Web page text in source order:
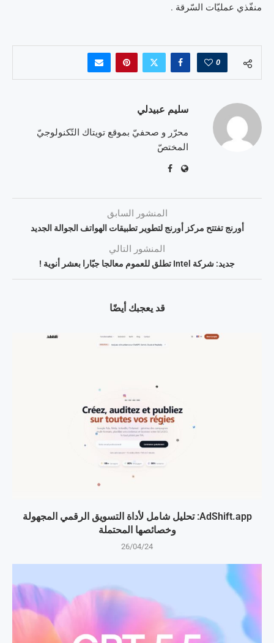
منفّذي عمليّات السّرقة .
0
سليم عبيدلي
محرّر و صحفيّ بموقع تويتاك التّكنولوجيّ
المختصّ
المنشور السابق
أورنج تفتتح مركز أورنج لتطوير تطبيقات الهواتف الجوالة الجديد
المنشور التالي
جديد: شركة Intel تطلق للعموم معالجا جبّارا بعشر أنوية !
قد يعجبك أيضًا
AdShift.app: تحليل شامل لأداة التسويق الرقمي المجهولة
وخصائصها المحتملة
26/04/24